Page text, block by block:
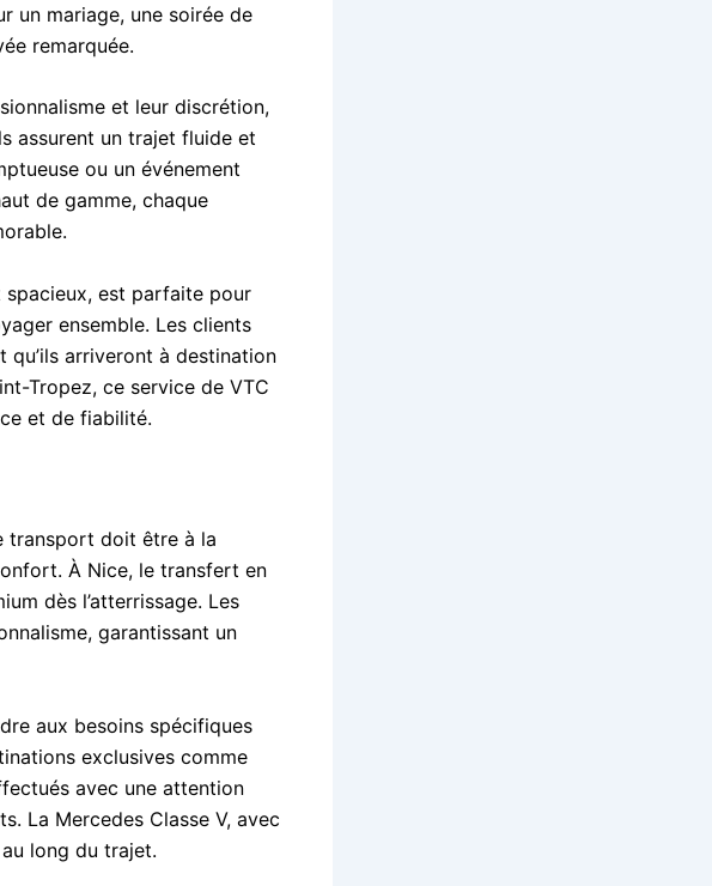
un mariage, une soirée de
remarquée.
et leur discrétion,
assurent un trajet fluide et
ou un événement
de gamme, chaque
spacieux, est parfaite pour
ensemble. Les clients
arriveront à destination
Tropez, ce service de VTC
et de fiabilité.
transport doit être à la
À Nice, le transfert en
dès l’atterrissage. Les
garantissant un
aux besoins spécifiques
exclusives comme
avec une attention
La Mercedes Classe V, avec
long du trajet.